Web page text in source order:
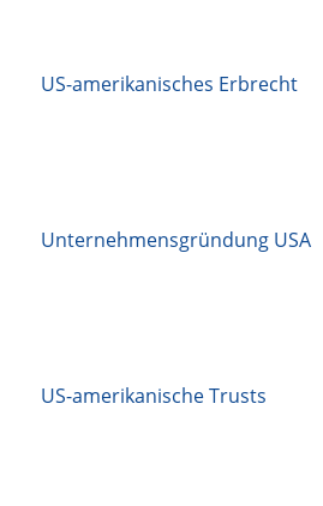
US-amerikanisches Erbrecht
Unternehmensgründung USA
US-amerikanische Trusts